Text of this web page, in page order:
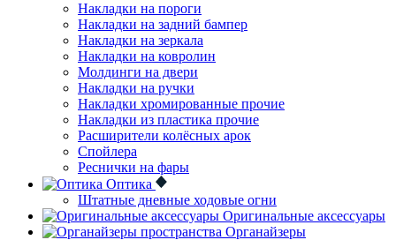
Накладки на пороги
Накладки на задний бампер
Накладки на зеркала
Накладки на ковролин
Молдинги на двери
Накладки на ручки
Накладки хромированные прочие
Накладки из пластика прочие
Расширители колёсных арок
Спойлера
Реснички на фары
Оптика
Штатные дневные ходовые огни
Оригинальные аксессуары
Органайзеры